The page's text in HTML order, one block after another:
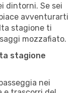
dintorni. Se sei
avventurarti
stagione ti
mozzafiato.
stagione
nei